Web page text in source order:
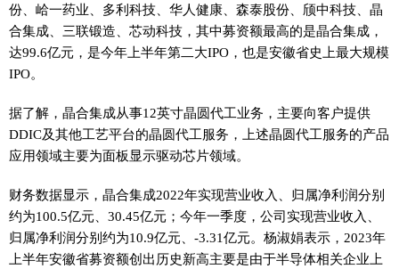
份、峆一药业、多利科技、华人健康、森泰股份、颀中科技、晶
合集成、三联锻造、芯动科技，其中募资额最高的是晶合集成，
达99.6亿元，是今年上半年第二大IPO，也是安徽省史上最大规模
IPO。
据了解，晶合集成从事12英寸晶圆代工业务，主要向客户提供
DDIC及其他工艺平台的晶圆代工服务，上述晶圆代工服务的产品
应用领域主要为面板显示驱动芯片领域。
财务数据显示，晶合集成2022年实现营业收入、归属净利润分别
约为100.5亿元、30.45亿元；今年一季度，公司实现营业收入、
归属净利润分别约为10.9亿元、-3.31亿元。杨淑娟表示，2023年
上半年安徽省募资额创出历史新高主要是由于半导体相关企业上